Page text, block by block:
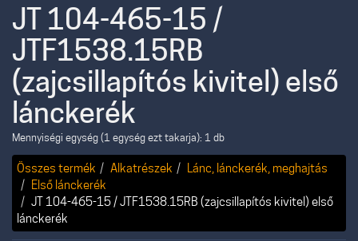
JT 104-465-15 /
JTF1538.15RB
(zajcsillapítós kivitel) első
lánckerék
Mennyiségi egység (1 egység ezt takarja): 1 db
Összes termék Alkatrészek
Lánc, lánckerék, meghajtás
Első lánckerék
JT 104-465-15 / JTF1538.15RB (zajcsillapítós kivitel) első
lánckerék